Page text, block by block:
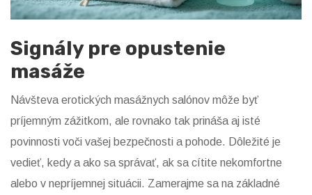
Signály pre opustenie
masáže
Návšteva erotických masážnych salónov môže byť
príjemným zážitkom, ale rovnako tak prináša aj isté
povinnosti voči vašej bezpečnosti a pohode. Dôležité je
vedieť, kedy a ako sa správať, ak sa cítite nekomfortne
alebo v nepríjemnej situácii. Zamerajme sa na základné